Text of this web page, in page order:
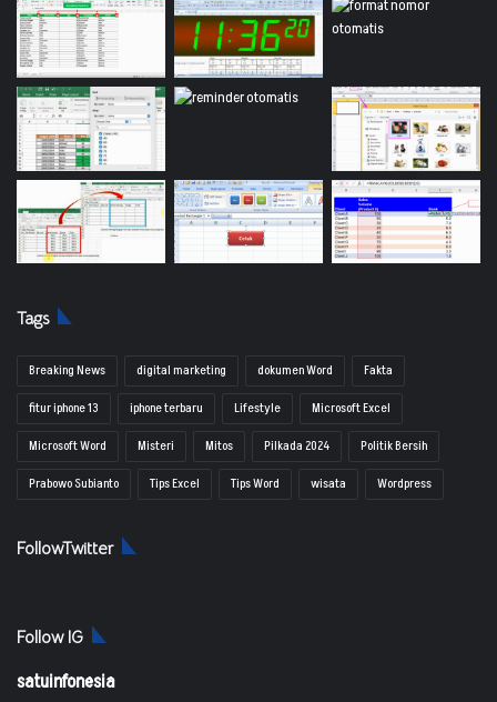
Tags
Breaking News digital marketing dokumen Word
Fakta
fitur iphone 13
iphone terbaru Lifestyle
Microsoft Excel
Microsoft Word
Misteri Mitos Pilkada 2024
Politik Bersih
Prabowo Subianto
Tips Excel Tips Word wisata Wordpress
FollowTwitter
Follow IG
satuinfonesia